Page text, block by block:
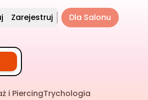
Zarejestruj Dla Salonu
i PiercingTrychologia